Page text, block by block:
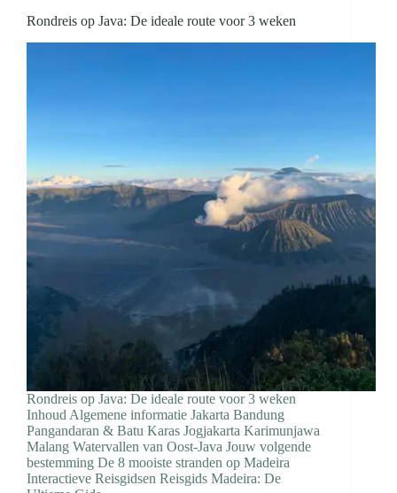
Rondreis op Java: De ideale route voor 3 weken
Rondreis op Java: De ideale route voor 3 weken
Inhoud Algemene informatie Jakarta Bandung
Pangandaran & Batu Karas Jogjakarta Karimunjawa
Malang Watervallen van Oost-Java Jouw volgende
bestemming De 8 mooiste stranden op Madeira
Interactieve Reisgidsen Reisgids Madeira: De